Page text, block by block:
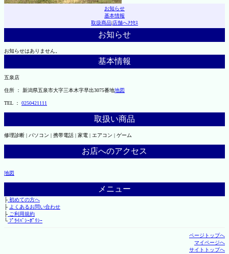
お知らせ
基本情報
取扱商品|店舗へｱｸｾｽ
お知らせ
お知らせはありません。
基本情報
五泉店
住所 ： 新潟県五泉市大字三本木字早出3075番地地図
TEL ： 0250421111
取扱い商品
修理診断 | パソコン | 携帯電話 | 家電 | エアコン | ゲーム
お店へのアクセス
地図
メニュー
├初めての方へ
├ よくあるお問い合わせ
├ご利用規約
└ﾌﾟﾗｲﾊﾞｼｰﾎﾟﾘｼｰ
ページトップへ
マイページへ
サイトトップへ